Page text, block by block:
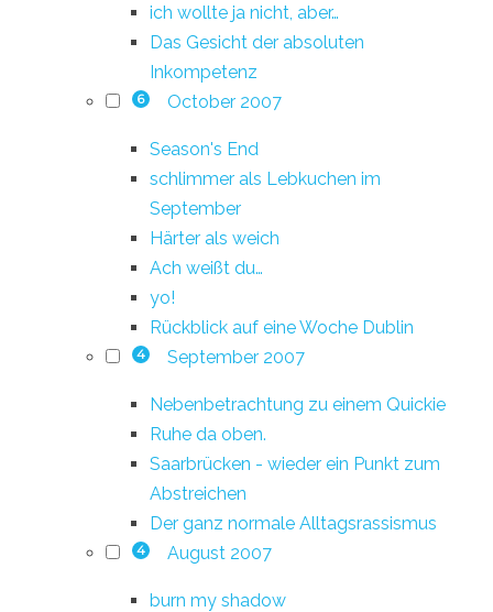
ich wollte ja nicht, aber…
Das Gesicht der absoluten
Inkompetenz
6 October 2007
Season's End
schlimmer als Lebkuchen im
September
Härter als weich
Ach weißt du…
yo!
Rückblick auf eine Woche Dublin
4 September 2007
Nebenbetrachtung zu einem Quickie
Ruhe da oben.
Saarbrücken - wieder ein Punkt zum
Abstreichen
Der ganz normale Alltagsrassismus
4 August 2007
burn my shadow